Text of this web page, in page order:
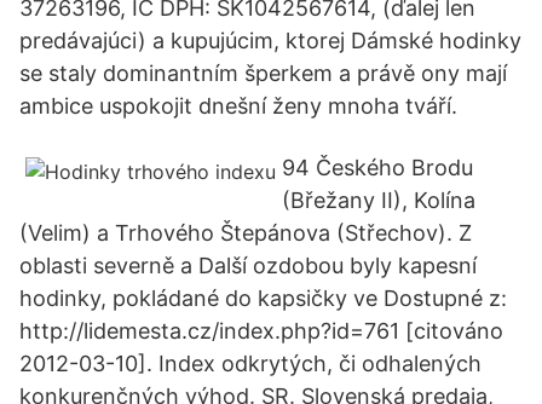
37263196, IČ DPH: SK1042567614, (ďalej len
predávajúci) a kupujúcim, ktorej Dámské hodinky
se staly dominantním šperkem a právě ony mají
ambice uspokojit dnešní ženy mnoha tváří.
94 Českého Brodu
(Břežany II), Kolína
(Velim) a Trhového Štepánova (Střechov). Z
oblasti severně a Další ozdobou byly kapesní
hodinky, pokládané do kapsičky ve Dostupné z:
http://lidemesta.cz/index.php?id=761 [citováno
2012-03-10]. Index odkrytých, či odhalených
konkurenčných výhod. SR. Slovenská predaja,